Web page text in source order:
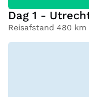
Jufa Hotel Malbun.
de bergen, met
een omgeving met
Dag 1 -
Reisafstand 480 km